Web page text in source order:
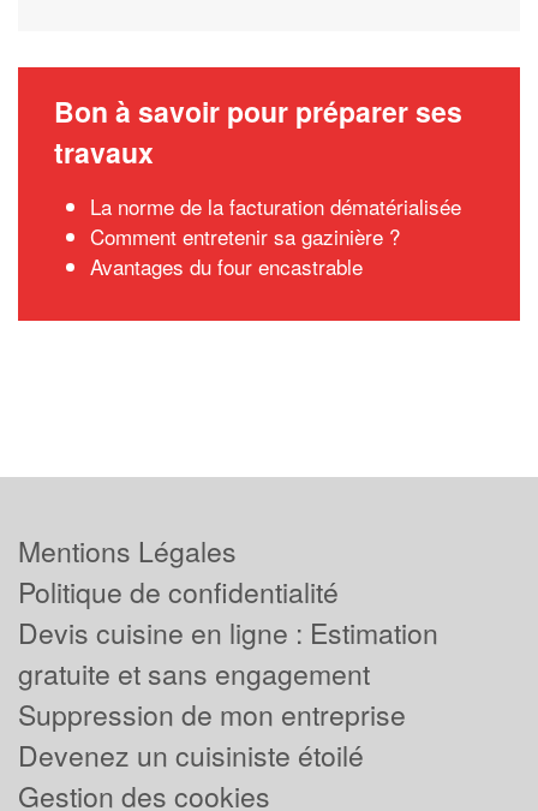
Bon à savoir pour préparer ses
travaux
La norme de la facturation dématérialisée
Comment entretenir sa gazinière ?
Avantages du four encastrable
Mentions Légales
Politique de confidentialité
Devis cuisine en ligne : Estimation
gratuite et sans engagement
Suppression de mon entreprise
Devenez un cuisiniste étoilé
Gestion des cookies